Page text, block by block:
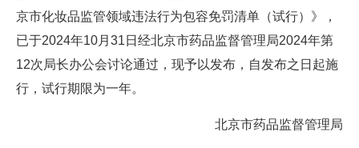
京市化妆品监管领域违法行为包容免罚清单（试行）》，
已于2024年10月31日经北京市药品监督管理局2024年第
12次局长办公会讨论通过，现予以发布，自发布之日起施
行，试行期限为一年。
北京市药品监督管理局